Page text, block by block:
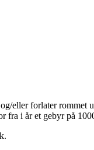
forlater rommet
i år et gebyr på